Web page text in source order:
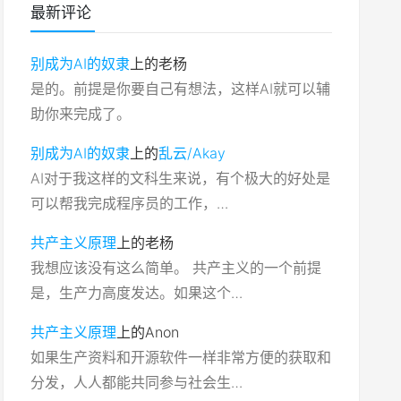
最新评论
别成为AI的奴隶 上的老杨
是的。前提是你要自己有想法，这样AI就可以辅
助你来完成了。
别成为AI的奴隶 上的乱云/Akay
AI对于我这样的文科生来说，有个极大的好处是
可以帮我完成程序员的工作，…
共产主义原理 上的老杨
我想应该没有这么简单。 共产主义的一个前提
是，生产力高度发达。如果这个…
共产主义原理 上的Anon
如果生产资料和开源软件一样非常方便的获取和
分发，人人都能共同参与社会生…